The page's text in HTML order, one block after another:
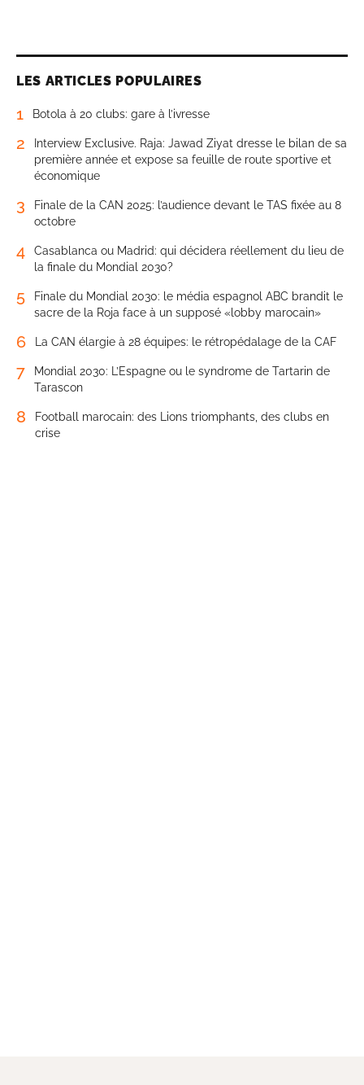
LES ARTICLES POPULAIRES
1 Botola à 20 clubs: gare à l’ivresse
2
Interview Exclusive. Raja: Jawad Ziyat dresse le bilan de sa
première année et expose sa feuille de route sportive et
économique
3
Finale de la CAN 2025: l’audience devant le TAS fixée au 8
octobre
4
Casablanca ou Madrid: qui décidera réellement du lieu de
la finale du Mondial 2030?
5
Finale du Mondial 2030: le média espagnol ABC brandit le
sacre de la Roja face à un supposé «lobby marocain»
6 La CAN élargie à 28 équipes: le rétropédalage de la CAF
7
Mondial 2030: L’Espagne ou le syndrome de Tartarin de
Tarascon
8
Football marocain: des Lions triomphants, des clubs en
crise